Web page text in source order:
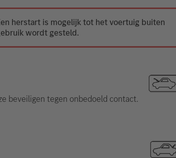
herstart is mogelijk tot het voertuig buiten
wordt gesteld.
beveiligen tegen onbedoeld contact.